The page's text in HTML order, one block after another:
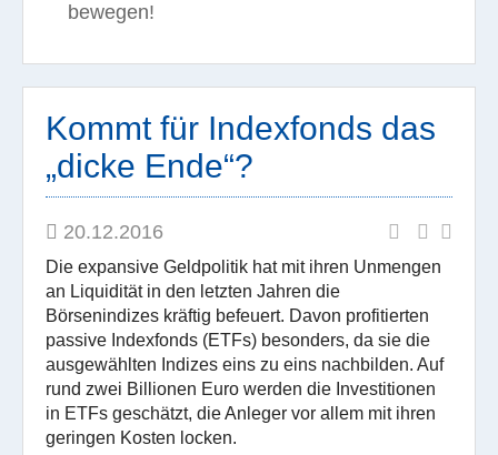
bewegen!
Kommt für Indexfonds das
„dicke Ende“?
20.12.2016
Die expansive Geldpolitik hat mit ihren Unmengen
an Liquidität in den letzten Jahren die
Börsenindizes kräftig befeuert. Davon profitierten
passive Indexfonds (ETFs) besonders, da sie die
ausgewählten Indizes eins zu eins nachbilden. Auf
rund zwei Billionen Euro werden die Investitionen
in ETFs geschätzt, die Anleger vor allem mit ihren
geringen Kosten locken.